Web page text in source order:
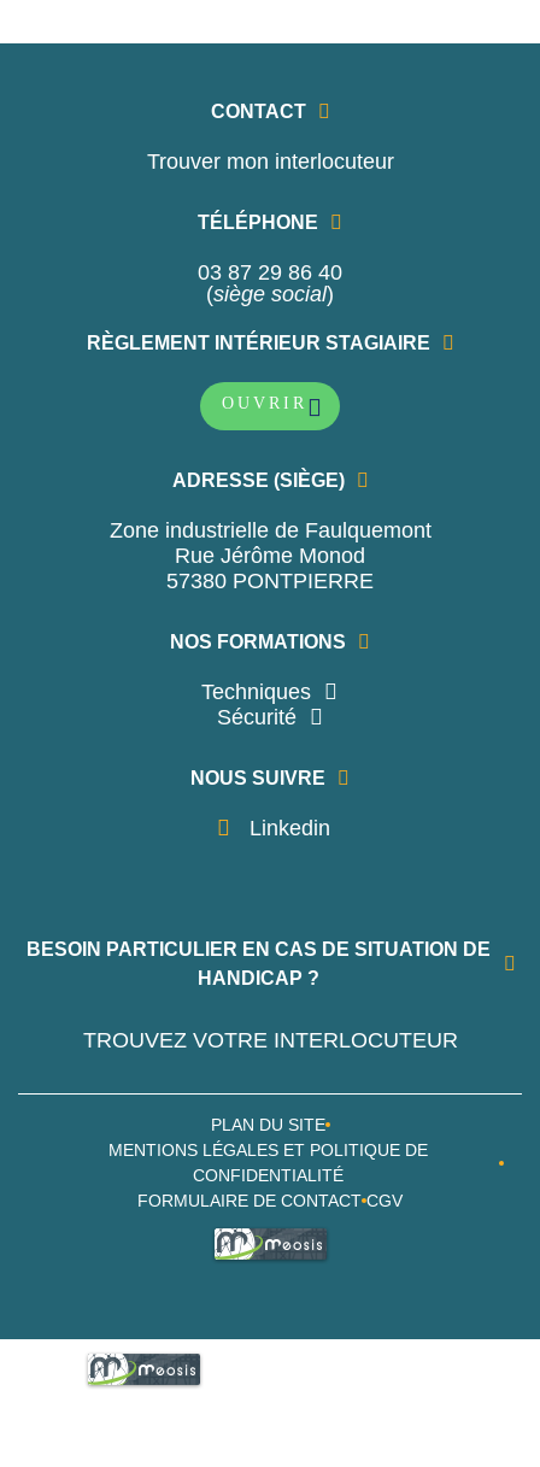
CONTACT
Trouver mon interlocuteur
TÉLÉPHONE
03 87 29 86 40
(siège social)
RÈGLEMENT INTÉRIEUR STAGIAIRE
OUVRIR
ADRESSE (SIÈGE)
Zone industrielle de Faulquemont
Rue Jérôme Monod
57380 PONTPIERRE
NOS FORMATIONS
Techniques
Sécurité
NOUS SUIVRE
Linkedin
BESOIN PARTICULIER EN CAS DE SITUATION DE
HANDICAP ?
TROUVEZ VOTRE INTERLOCUTEUR
PLAN DU SITE
MENTIONS LÉGALES ET POLITIQUE DE
CONFIDENTIALITÉ
FORMULAIRE DE CONTACT CGV